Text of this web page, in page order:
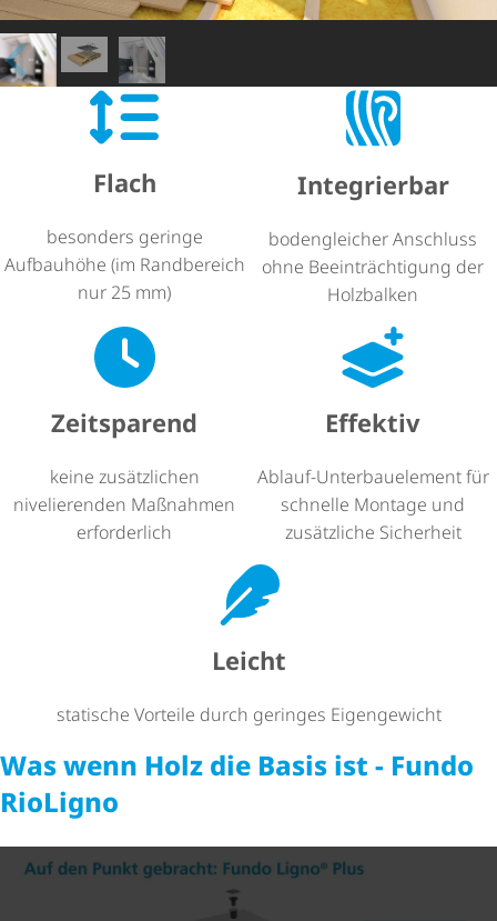
Flach
besonders geringe
Aufbauhöhe (im Randbereich
nur 25 mm)
Integrierbar
bodengleicher Anschluss
ohne Beein­träch­ti­gung der
Holzbalken
Zeitsparend
keine zusätzlichen
nivelierenden Maßnahmen
erforderlich
Effektiv
Ablauf-Unter­bau­ele­ment für
schnelle Montage und
zusätzliche Sicherheit
Leicht
statische Vorteile durch geringes Eigengewicht
Was wenn Holz die Basis ist - Fundo
RioLigno